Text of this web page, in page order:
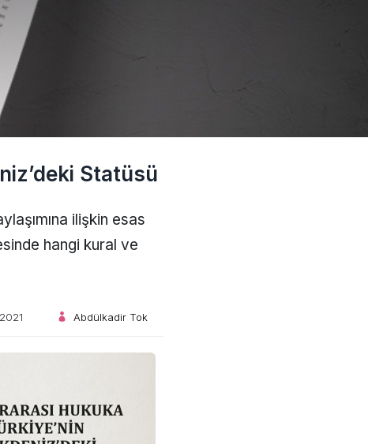
Statüsü
ilişkin esas
hangi kural ve
Abdülkadir Tok